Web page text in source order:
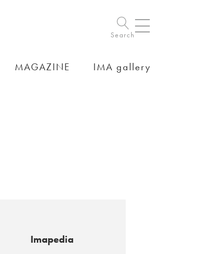
Search
MAGAZINE IMA gallery
Imapedia